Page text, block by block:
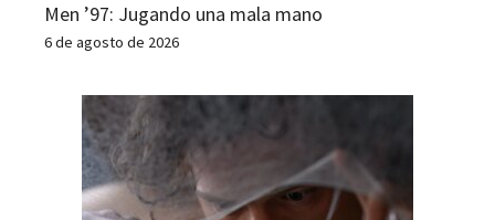
Men ’97: Jugando una mala mano
6 de agosto de 2026